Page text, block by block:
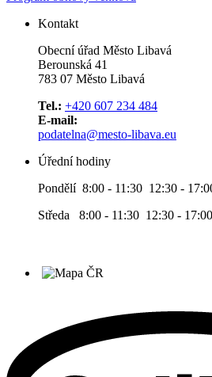
Kontakt
Obecní úřad Město Libavá
Berounská 41
783 07 Město Libavá
Tel.: +420 607 234 484
E-mail:
podatelna@mesto-libava.eu
Úřední hodiny
Pondělí 8:00 - 11:30 12:30 -
Středa 8:00 - 11:30 12:30 - 17:00